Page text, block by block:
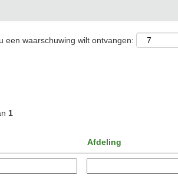
een waarschuwing wilt ontvangen:
1
Afdeling